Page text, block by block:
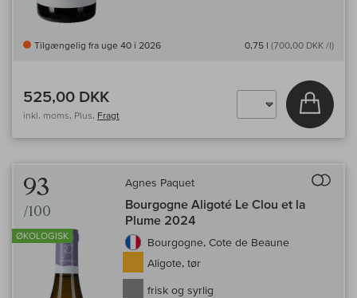
Tilgængelig fra uge 40 i 2026 0,75 l (700,00 DKK /l)
525,00 DKK
inkl. moms, Plus. Fragt
Læg i
93
/100
ØKOLOGISK
Agnes Paquet
Bourgogne Aligoté Le Clou et la
Plume 2024
Bourgogne, Cote de Beaune
Aligote, tør
frisk og syrlig